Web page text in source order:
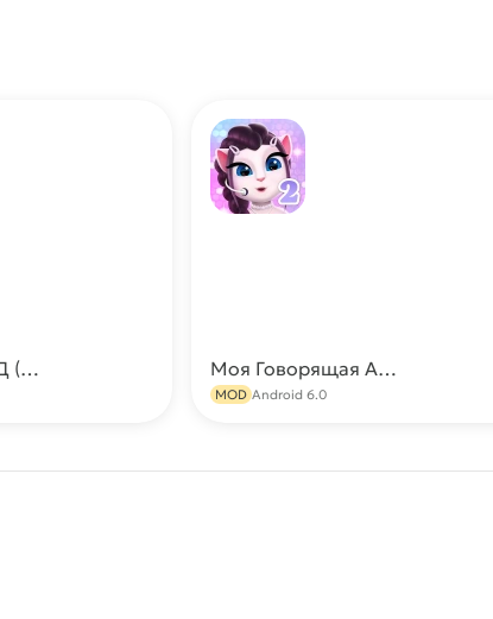
Soul Knight МОД (Много денег, все открыто, бесплатные покупки) Моя Говорящая Анджела 2 (Много денег)
MOD Android 6.0